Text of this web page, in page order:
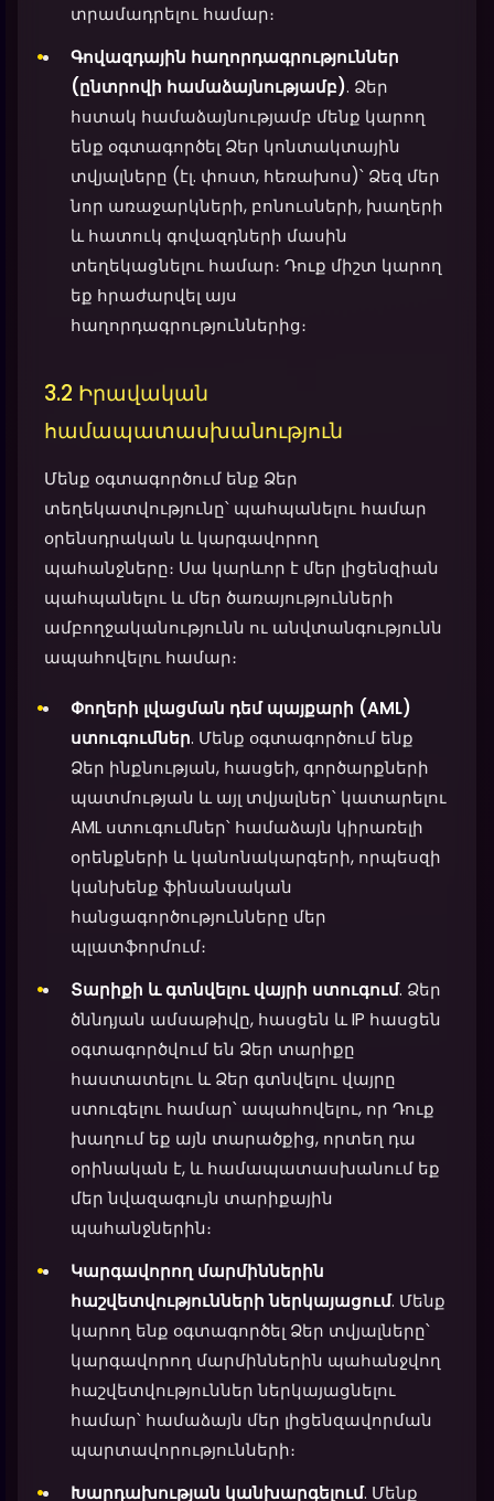
տրամադրելու համար։
Գովազդային հաղորդագրություններ
(ընտրովի համաձայնությամբ). Ձեր
հստակ համաձայնությամբ մենք կարող
ենք օգտագործել Ձեր կոնտակտային
տվյալները (էլ. փոստ, հեռախոս)՝ Ձեզ մեր
նոր առաջարկների, բոնուսների, խաղերի
և հատուկ գովազդների մասին
տեղեկացնելու համար։ Դուք միշտ կարող
եք հրաժարվել այս
հաղորդագրություններից։
3.2 Իրավական
համապատասխանություն
Մենք օգտագործում ենք Ձեր
տեղեկատվությունը՝ պահպանելու համար
օրենսդրական և կարգավորող
պահանջները։ Սա կարևոր է մեր լիցենզիան
պահպանելու և մեր ծառայությունների
ամբողջականությունն ու անվտանգությունն
ապահովելու համար։
Փողերի լվացման դեմ պայքարի (AML)
ստուգումներ. Մենք օգտագործում ենք
Ձեր ինքնության, հասցեի, գործարքների
պատմության և այլ տվյալներ՝ կատարելու
AML ստուգումներ՝ համաձայն կիրառելի
օրենքների և կանոնակարգերի, որպեսզի
կանխենք ֆինանսական
հանցագործությունները մեր
պլատֆորմում։
Տարիքի և գտնվելու վայրի ստուգում. Ձեր
ծննդյան ամսաթիվը, հասցեն և IP հասցեն
օգտագործվում են Ձեր տարիքը
հաստատելու և Ձեր գտնվելու վայրը
ստուգելու համար՝ ապահովելու, որ Դուք
խաղում եք այն տարածքից, որտեղ դա
օրինական է, և համապատասխանում եք
մեր նվազագույն տարիքային
պահանջներին։
Կարգավորող մարմիններին
հաշվետվությունների ներկայացում. Մենք
կարող ենք օգտագործել Ձեր տվյալները՝
կարգավորող մարմիններին պահանջվող
հաշվետվություններ ներկայացնելու
համար՝ համաձայն մեր լիցենզավորման
պարտավորությունների։
Խարդախության կանխարգելում. Մենք